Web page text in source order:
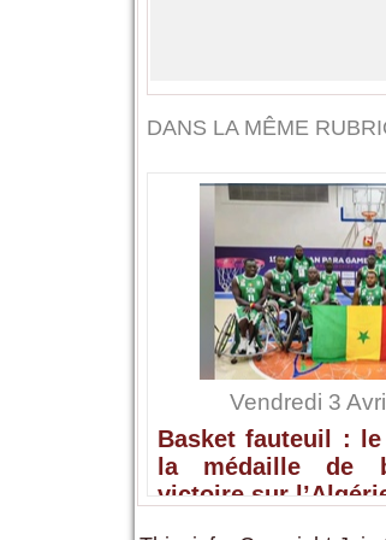
DANS LA MÊME
Vendredi 3
Basket fauteuil :
la médaille de
victoire sur